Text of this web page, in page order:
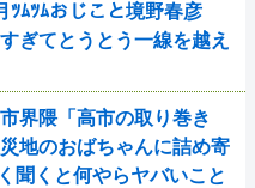
ﾂﾑﾂﾑおじこと境野春彦
ぎてとうとう一線を越え
界隈「高市の取り巻き
地のおばちゃんに詰め寄
聞くと何やらヤバいこと